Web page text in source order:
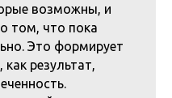
возможны, и
том, что пока
Это формирует
как результат,